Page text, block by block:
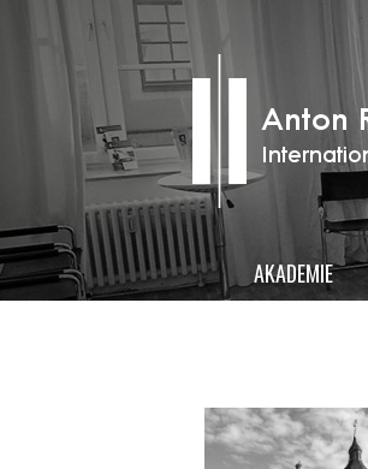
AKADEMIE